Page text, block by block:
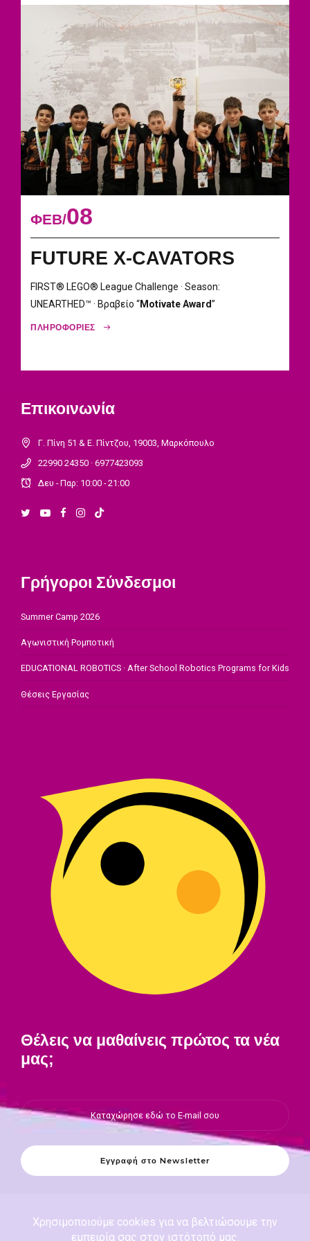
ΦΕΒ 08
FUTURE X-CAVATORS
FIRST® LEGO® League Challenge · Season:
UNEARTHED™ · Βραβείο “Motivate Award”
ΠΛΗΡΟΦΟΡΙΕΣ
Επικοινωνία
Γ. Πίνη 51 & Ε. Πίντζου, 19003, Μαρκόπουλο
22990 24350 · 6977423093
Δευ - Παρ: 10:00 - 21:00
Γρήγοροι Σύνδεσμοι
Summer Camp 2026
Αγωνιστική Ρομποτική
EDUCATIONAL ROBOTICS · After School Robotics Programs for Kids
Θέσεις Εργασίας
Θέλεις να μαθαίνεις πρώτος τα νέα
μας;